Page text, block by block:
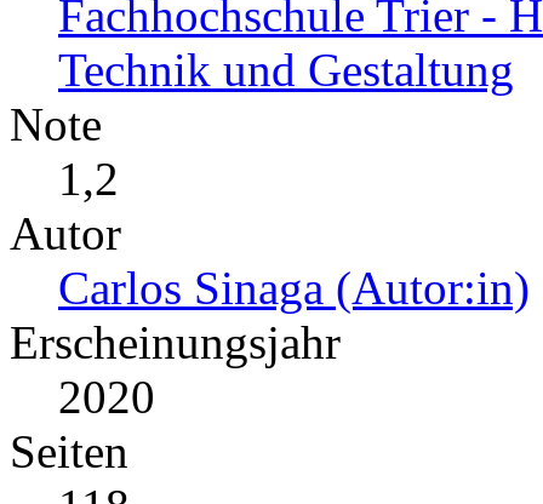
Fachhochschule Trier -
Technik und Gestaltung
Note
1,2
Autor
Carlos Sinaga (Autor:in)
Erscheinungsjahr
2020
Seiten